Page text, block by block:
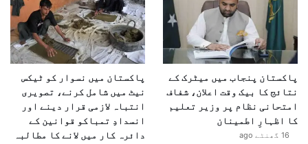
پاکستان پنجاب میں میٹرک کے
نتائج کا بیک وقت اعلان، شفاف
امتحانی نظام پر وزیر تعلیم
کا اظہارِ اطمینان
16 گھنٹے ago
پاکستان میں نسوار کو ٹیکس
نیٹ میں شامل کرنے، تصویری
انتباہ لازمی قرار دینے اور
انسدادِ تمباکو قوانین کے
دائرہ کار میں لانے کا مطالبہ